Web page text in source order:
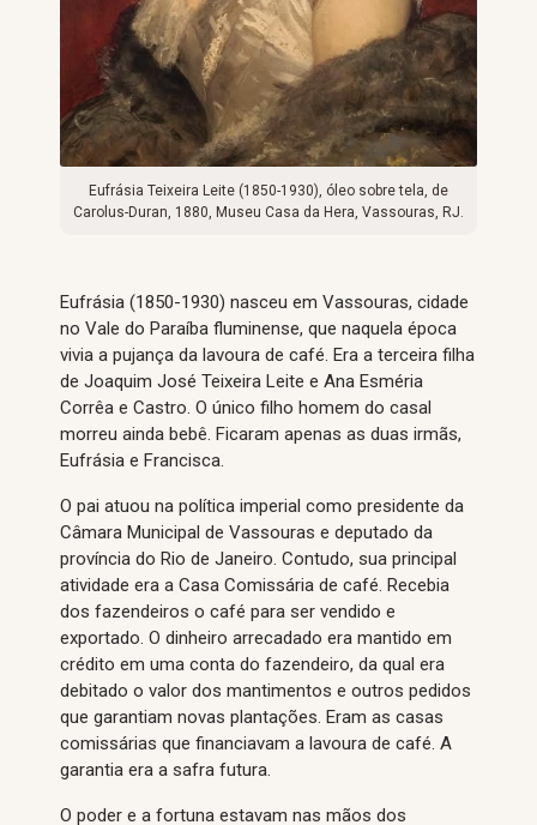
Eufrásia Teixeira Leite (1850-1930), óleo sobre tela, de
Carolus-Duran, 1880, Museu Casa da Hera, Vassouras, RJ.
Eufrásia (1850-1930) nasceu em Vassouras, cidade
no Vale do Paraíba fluminense, que naquela época
vivia a pujança da lavoura de café. Era a terceira filha
de Joaquim José Teixeira Leite e Ana Esméria
Corrêa e Castro. O único filho homem do casal
morreu ainda bebê. Ficaram apenas as duas irmãs,
Eufrásia e Francisca.
O pai atuou na política imperial como presidente da
Câmara Municipal de Vassouras e deputado da
província do Rio de Janeiro. Contudo, sua principal
atividade era a Casa Comissária de café. Recebia
dos fazendeiros o café para ser vendido e
exportado. O dinheiro arrecadado era mantido em
crédito em uma conta do fazendeiro, da qual era
debitado o valor dos mantimentos e outros pedidos
que garantiam novas plantações. Eram as casas
comissárias que financiavam a lavoura de café. A
garantia era a safra futura.
O poder e a fortuna estavam nas mãos dos